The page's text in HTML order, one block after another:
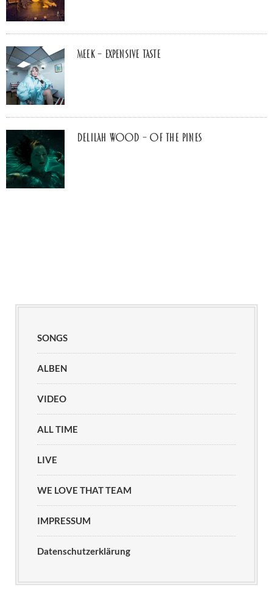
MEEK – Expensive Taste
Delilah Wood – of the pines
SONGS
ALBEN
VIDEO
ALL TIME
LIVE
WE LOVE THAT TEAM
IMPRESSUM
Datenschutzerklärung